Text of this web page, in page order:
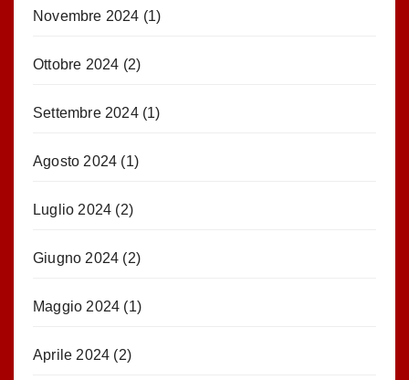
Novembre 2024 (1)
Ottobre 2024 (2)
Settembre 2024(1)
Agosto 2024 (1)
Luglio 2024 (2)
Giugno 2024 (2)
Maggio 2024 (1)
Aprile 2024 (2)